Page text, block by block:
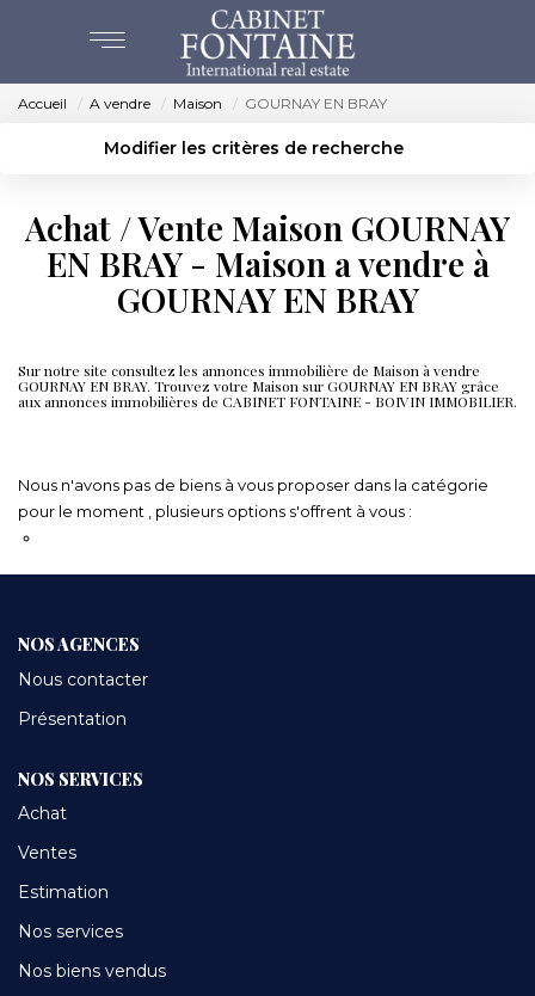
ACHAT
ESTIMATION
BEAUVAIS
NOS SERVICES
Accueil A vendre Maison GOURNAY EN BRAY
Modifier les critères de recherche
Surface min Budget max
Plus de critères Créer une alerte
Achat / Vente Maison GOURNAY
EN BRAY - Maison a vendre à
GOURNAY EN BRAY
Sur notre site consultez les annonces immobilière de Maison à vendre
GOURNAY EN BRAY. Trouvez votre Maison sur GOURNAY EN BRAY grâce
aux annonces immobilières de CABINET FONTAINE - BOIVIN IMMOBILIER.
Nous n'avons pas de biens à vous proposer dans la catégorie
pour le moment , plusieurs options s'offrent à vous :
NOS AGENCES
Nous contacter
Présentation
NOS SERVICES
Achat
Ventes
Estimation
Nos services
Nos biens vendus